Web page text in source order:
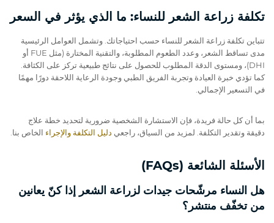
تكلفة زراعة الشعر للنساء: ما الذي يؤثر في السعر
تتباين تكلفة زراعة الشعر للنساء حسب احتياجاتك. وتشمل العوامل الرئيسية
مدى تساقط الشعر، وعدد الطعوم المطلوبة، والتقنية المختارة (مثل FUE أو
DHI)، ومستوى الدقة المطلوب للحصول على نتائج طبيعية تركز على الكثافة.
كما تؤدي خبرة العيادة وتجربة الفريق الطبي وجودة الرعاية اللاحقة دورًا مهمًا
في التسعير الإجمالي.
بما أن كل حالة فريدة، فإن الاستشارة الشخصية ضرورية لتحديد خطة علاج
دقيقة وتقدير التكلفة. لمزيد من السياق، راجعي دليل التكلفة والإجراء الخاص بنا.
الأسئلة الشائعة (FAQs)
هل النساء مرشّحات جيدات لزراعة الشعر إذا كنّ يعانين
من تخفّف منتشر؟